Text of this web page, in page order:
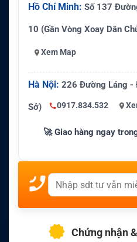
Hồ Chí Minh: Số 137
10 (Gần Vòng Xoay Dân
Xem Map
Hà Nội: 226 Đường Láng -
Sở) 0917.834.532
🚀 Giao hàng ngay
Chứng nhận